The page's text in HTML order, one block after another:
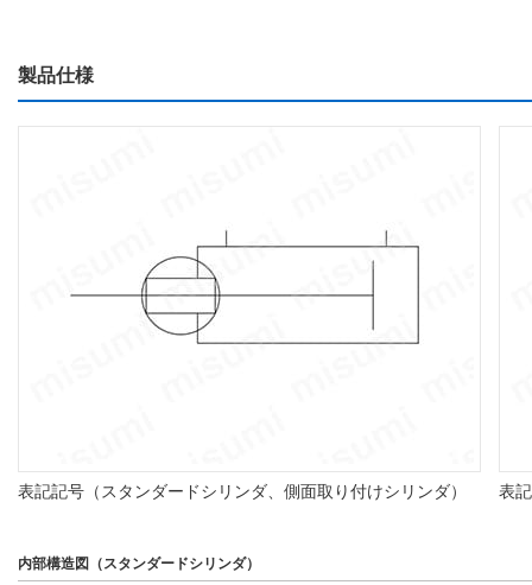
製品仕様
表記記号（スタンダードシリンダ、側面取り付けシリンダ） 表
内部構造図（スタンダードシリンダ）